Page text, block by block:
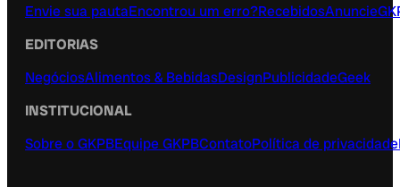
Envie sua pautaEncontrou um erro?RecebidosAnuncie
EDITORIAS
NegóciosAlimentos & BebidasDesignPublicidadeGeek
INSTITUCIONAL
Sobre o GKPBEquipe GKPBContatoPolítica de privacidade